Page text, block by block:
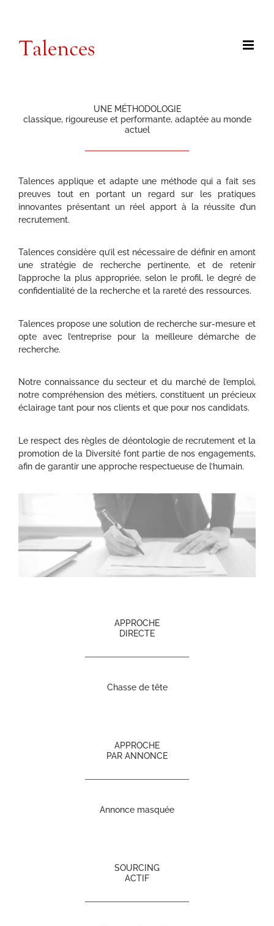
contenu
UNE MÉTHODOLOGIE
classique, rigoureuse et performante, adaptée au monde
actuel
Talences applique et adapte une méthode qui a fait ses
preuves tout en portant un regard sur les pratiques
innovantes présentant un réel apport à la réussite d’un
recrutement.
Talences considère qu’il est nécessaire de définir en amont
une stratégie de recherche pertinente, et de retenir
l’approche la plus appropriée, selon le profil, le degré de
confidentialité de la recherche et la rareté des ressources.
Talences propose une solution de recherche sur-mesure et
opte avec l’entreprise pour la meilleure démarche de
recherche.
Notre connaissance du secteur et du marché de l’emploi,
notre compréhension des métiers, constituent un précieux
éclairage tant pour nos clients et que pour nos candidats.
Le respect des règles de déontologie de recrutement et la
promotion de la Diversité font partie de nos engagements,
afin de garantir une approche respectueuse de l’humain.
APPROCHE
DIRECTE
Chasse de tête
APPROCHE
PAR ANNONCE
Annonce masquée
SOURCING
ACTIF